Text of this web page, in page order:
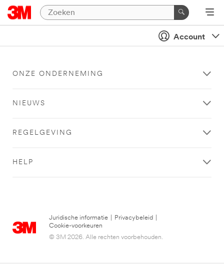
Account
ONZE ONDERNEMING
NIEUWS
REGELGEVING
HELP
Juridische informatie Privacybeleid
Cookie-voorkeuren
© 3M 2026. Alle rechten voorbehouden.